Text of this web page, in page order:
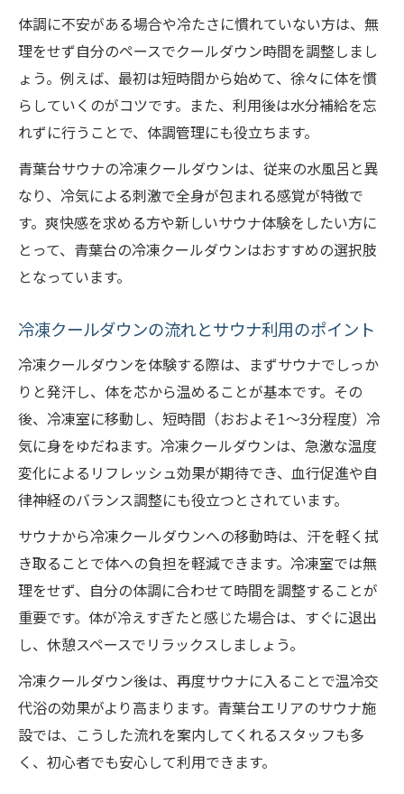
通勤帰りにサウナと冷凍で爽快リフレッシ
ュ
青葉台なら冷凍クールダウンが楽しい理由
青葉台サウナで冷凍クールダウンが人気の
サウナ体験を格上げする冷凍クールダウン
の魅力
冷凍クールダウンを楽しむ青葉台の工夫
サウナ通が選ぶ青葉台の冷凍体験とは
健康管理に役立つサウナと冷却法の選び方
サウナと冷凍クールダウンの健康効果の違
い
自分に合った冷凍クールダウンの選び方
サウナ利用時の体調管理と冷却法のコツ
冷凍クールダウンで健康管理を強化する方
法
サウナ後の冷凍体験がもたらすリフレッシ
ュ
ストレス解消を求めるなら冷凍クールダウン
サウナと冷凍クールダウンでストレスを緩
和
冷凍クールダウンがもたらす心身の解放感
サウナ利用者におすすめの冷凍体験
ストレス社会に効くサウナの冷却法とは
体調に不安がある場合や冷たさに慣れていない方は、無
理をせず自分のペースでクールダウン時間を調整しまし
ょう。例えば、最初は短時間から始めて、徐々に体を慣
らしていくのがコツです。また、利用後は水分補給を忘
れずに行うことで、体調管理にも役立ちます。
青葉台サウナの冷凍クールダウンは、従来の水風呂と異
なり、冷気による刺激で全身が包まれる感覚が特徴で
す。爽快感を求める方や新しいサウナ体験をしたい方に
とって、青葉台の冷凍クールダウンはおすすめの選択肢
となっています。
冷凍クールダウンの流れとサウナ利用のポイント
冷凍クールダウンを体験する際は、まずサウナでしっか
りと発汗し、体を芯から温めることが基本です。その
後、冷凍室に移動し、短時間（おおよそ1～3分程度）冷
気に身をゆだねます。冷凍クールダウンは、急激な温度
変化によるリフレッシュ効果が期待でき、血行促進や自
律神経のバランス調整にも役立つとされています。
サウナから冷凍クールダウンへの移動時は、汗を軽く拭
き取ることで体への負担を軽減できます。冷凍室では無
理をせず、自分の体調に合わせて時間を調整することが
重要です。体が冷えすぎたと感じた場合は、すぐに退出
し、休憩スペースでリラックスしましょう。
冷凍クールダウン後は、再度サウナに入ることで温冷交
代浴の効果がより高まります。青葉台エリアのサウナ施
設では、こうした流れを案内してくれるスタッフも多
く、初心者でも安心して利用できます。